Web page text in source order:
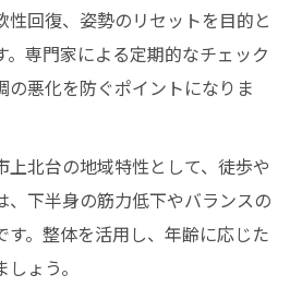
性回復、姿勢のリセットを目的と
。専門家による定期的なチェック
の悪化を防ぐポイントになりま
上北台の地域特性として、徒歩や
、下半身の筋力低下やバランスの
す。整体を活用し、年齢に応じた
ょう。